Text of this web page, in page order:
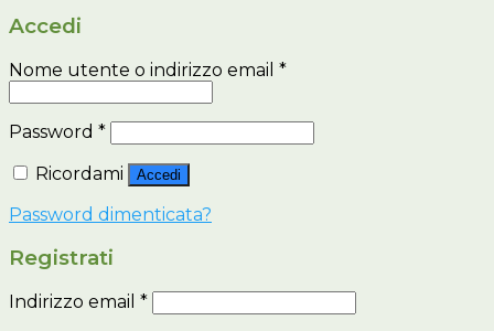
Accedi
Nome utente o indirizzo email *
Password *
Ricordami
Accedi
Password dimenticata?
Registrati
Indirizzo email *